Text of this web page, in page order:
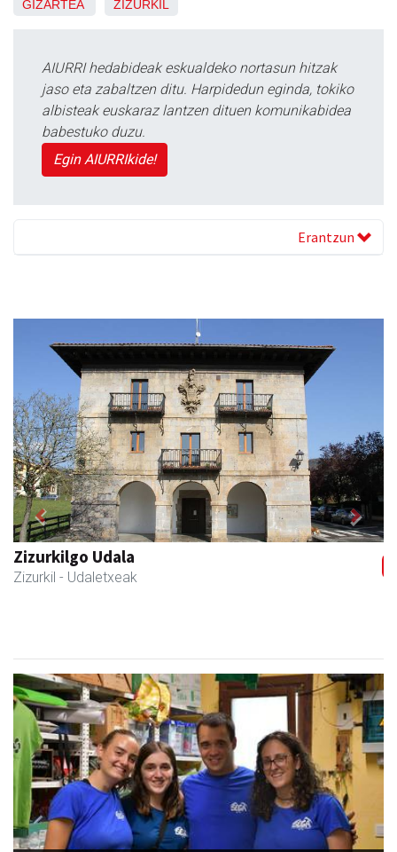
GIZARTEA ZIZURKIL
AIURRI hedabideak eskualdeko nortasun hitzak
jaso eta zabaltzen ditu. Harpidedun eginda, tokiko
albisteak euskaraz lantzen dituen komunikabidea
babestuko duzu.
Egin AIURRIkide!
Erantzun
Zizurkilgo Udala
Zizurkil - Udaletxeak
Previous Next